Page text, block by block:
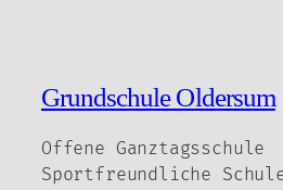
Grundschule Oldersum
Offene Ganztagsschule
Sportfreundliche